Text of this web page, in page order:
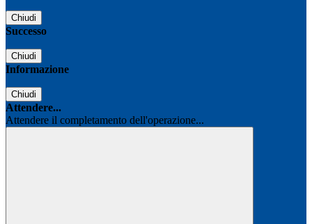
Chiudi
Successo
Chiudi
Informazione
Chiudi
Attendere...
Attendere il completamento dell'operazione...